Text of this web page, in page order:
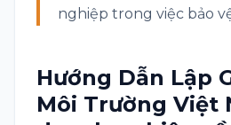
nghiệp trong việc bảo
Hướng Dẫn Lập
Môi Trường Việt